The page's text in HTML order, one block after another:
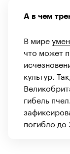
А в чем
В мире
что может
культур.
гибель
погибло до